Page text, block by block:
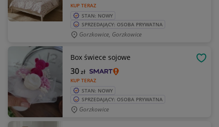
KUP TERAZ
STAN: NOWY
SPRZEDAJĄCY: OSOBA PRYWATNA
Gorzkowice, Gorzkowice
Box świece sojowe
KUP TERAZ
30zł
STAN: NOWY
SPRZEDAJĄCY: OSOBA PRYWATNA
Gorzkowice